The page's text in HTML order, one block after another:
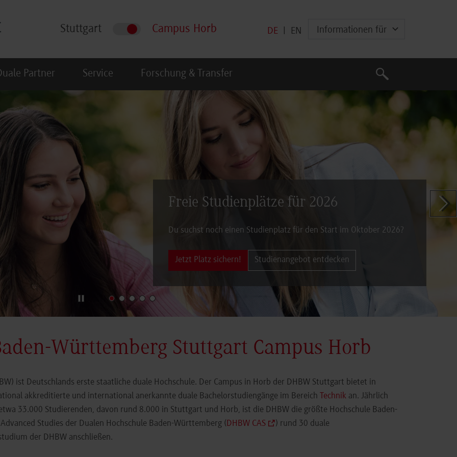
Stuttgart Campus Horb DE EN Informationen für
Partner Service Forschung & Transfer
Suche
Suche
Freie Studienplätze für 2026
Du suchst noch einen Studienplatz für den Start im Oktober 2026?
Jetzt Platz sichern! Studienangebot entdecken
Zeige
Württemberg Stuttgart Campus Horb
ist Deutschlands erste staatliche duale Hochschule. Der Campus in Horb der DHBW Stuttgart bietet in
akkreditierte und international anerkannte duale Bachelorstudiengänge im Bereich Technik an. Jährlich
33.000 Studierenden, davon rund 8.000 in Stuttgart und Horb, ist die DHBW die größte Hochschule Baden-
Studies der Dualen Hochschule Baden-Württemberg (DHBW CAS
) rund 30 duale
der DHBW anschließen.